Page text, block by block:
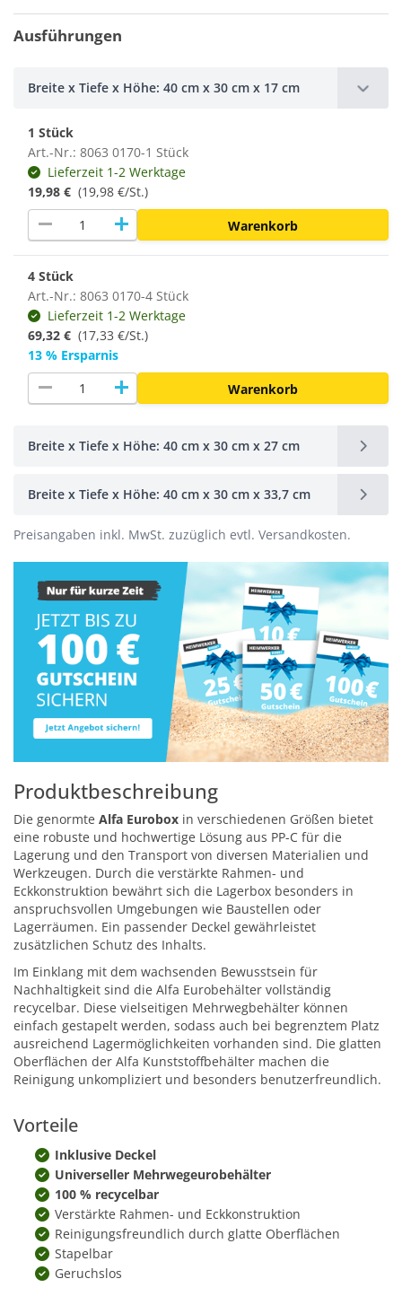
Ausführungen
Breite x Tiefe x Höhe: 40 cm x 30 cm x 17 cm
1 Stück
Art.-Nr.: 8063 0170-1 Stück
Lieferzeit 1-2 Werktage
19,98 € (19,98 €/St.)
remove add Warenkorb
4 Stück
Art.-Nr.: 8063 0170-4 Stück
Lieferzeit 1-2 Werktage
69,32 € (17,33 €/St.)
13 % Ersparnis
remove add Warenkorb
Breite x Tiefe x Höhe: 40 cm x 30 cm x 27 cm
Breite x Tiefe x Höhe: 40 cm x 30 cm x 33,7 cm
Preisangaben inkl. MwSt. zuzüglich evtl. Versandkosten.
Produktbeschreibung
Die genormte Alfa Eurobox in verschiedenen Größen bietet
eine robuste und hochwertige Lösung aus PP-C für die
Lagerung und den Transport von diversen Materialien und
Werkzeugen. Durch die verstärkte Rahmen- und
Eckkonstruktion bewährt sich die Lagerbox besonders in
anspruchsvollen Umgebungen wie Baustellen oder
Lagerräumen. Ein passender Deckel gewährleistet
zusätzlichen Schutz des Inhalts.
Im Einklang mit dem wachsenden Bewusstsein für
Nachhaltigkeit sind die Alfa Eurobehälter vollständig
recycelbar. Diese vielseitigen Mehrwegbehälter können
einfach gestapelt werden, sodass auch bei begrenztem Platz
ausreichend Lagermöglichkeiten vorhanden sind. Die glatten
Oberflächen der Alfa Kunststoffbehälter machen die
Reinigung unkompliziert und besonders benutzerfreundlich.
Vorteile
Inklusive Deckel
Universeller Mehrwegeurobehälter
100 % recycelbar
Verstärkte Rahmen- und Eckkonstruktion
Reinigungsfreundlich durch glatte Oberflächen
Stapelbar
Geruchslos